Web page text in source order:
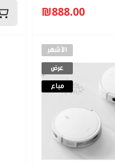
₪888.00
الأشهر
عرض
مباع